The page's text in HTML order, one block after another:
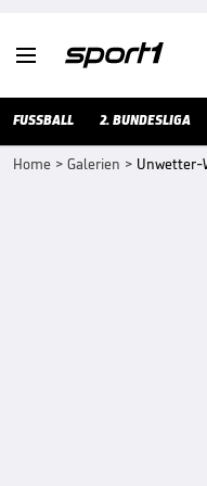

FUSSBALL 2. BUNDESLIGA
Home > Galerien > Unwetter-